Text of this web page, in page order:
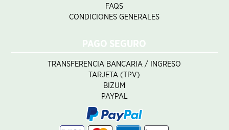
FAQS
CONDICIONES GENERALES
PAGO SEGURO
TRANSFERENCIA BANCARIA / INGRESO
TARJETA (TPV)
BIZUM
PAYPAL